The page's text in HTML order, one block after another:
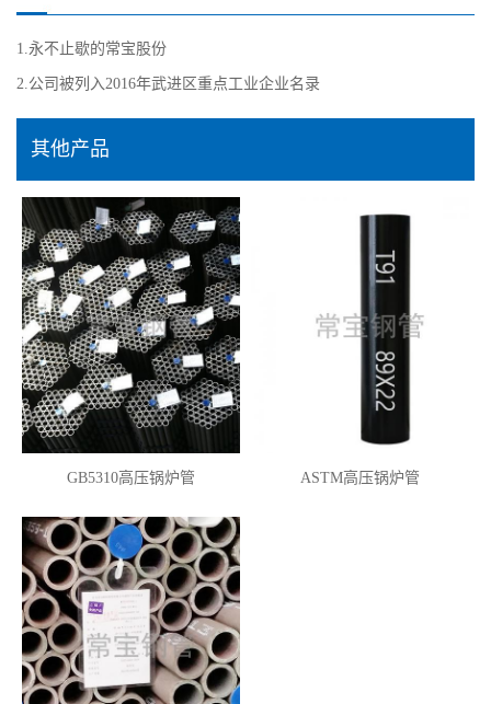
1.永不止歇的常宝股份
2.公司被列入2016年武进区重点工业企业名录
其他产品
GB5310高压锅炉管 ASTM高压锅炉管